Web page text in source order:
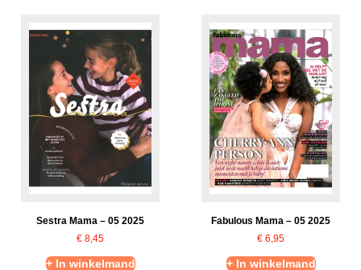
Sestra Mama – 05 2025
€ 8,45
+ In winkelmand
Fabulous Mama – 05 2025
€ 6,95
+ In winkelmand